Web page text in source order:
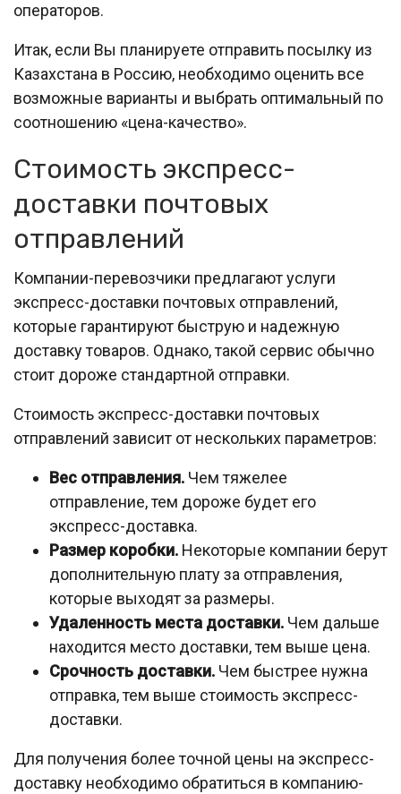
операторов.
Итак, если Вы планируете отправить посылку из
Казахстана в Россию, необходимо оценить все
возможные варианты и выбрать оптимальный по
соотношению «цена-качество».
Стоимость экспресс-
доставки почтовых
отправлений
Компании-перевозчики предлагают услуги
экспресс-доставки почтовых отправлений,
которые гарантируют быструю и надежную
доставку товаров. Однако, такой сервис обычно
стоит дороже стандартной отправки.
Стоимость экспресс-доставки почтовых
отправлений зависит от нескольких параметров:
Вес отправления. Чем тяжелее
отправление, тем дороже будет его
экспресс-доставка.
Размер коробки. Некоторые компании берут
дополнительную плату за отправления,
которые выходят за размеры.
Удаленность места доставки. Чем дальше
находится место доставки, тем выше цена.
Срочность доставки. Чем быстрее нужна
отправка, тем выше стоимость экспресс-
доставки.
Для получения более точной цены на экспресс-
доставку необходимо обратиться в компанию-